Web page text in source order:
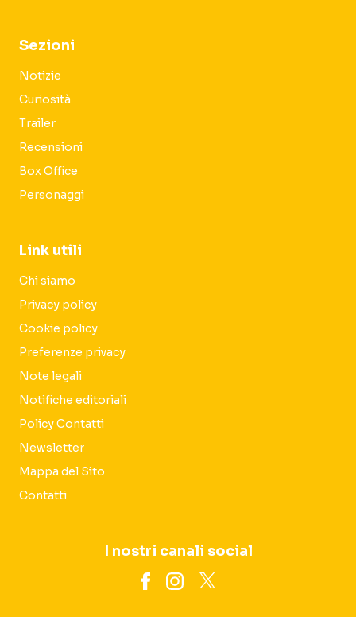
Sezioni
Notizie
Curiosità
Trailer
Recensioni
Box Office
Personaggi
Link utili
Chi siamo
Privacy policy
Cookie policy
Preferenze privacy
Note legali
Notifiche editoriali
Policy Contatti
Newsletter
Mappa del Sito
Contatti
I nostri canali social